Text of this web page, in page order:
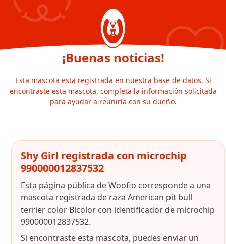
¡Buenas noticias!
Esta mascota está registrada en nuestra base de datos. Si
encontraste esta mascota, completa la información solicitada
para ayudar a reunirla con su dueño.
Shy Girl registrada con microchip
990000012837532
Esta página pública de Woofio corresponde a una
mascota registrada de raza American pit bull
terrier color Bicolor con identificador de microchip
990000012837532.
Si encontraste esta mascota, puedes enviar un